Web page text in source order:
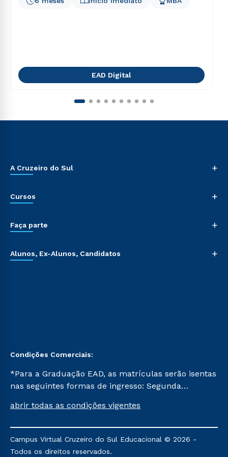
EAD Digital
A Cruzeiro do Sul +
Cursos +
Faça parte +
Alunos, Ex-Alunos, Candidatos +
Condições Comerciais:
*Para a Graduação EAD, as matrículas serão isentas
nas seguintes formas de ingresso: Segunda
Já para as demais, a taxa de matrícula será de R$
mencionadas são referentes aos cursos: Ensino
Religioso, Geografia para a Docência e Metodologia
abrir todas as condições vigentes
Campus Virtual Cruzeiro do Sul Educacional © 2026 -
Todos os direitos reservados.